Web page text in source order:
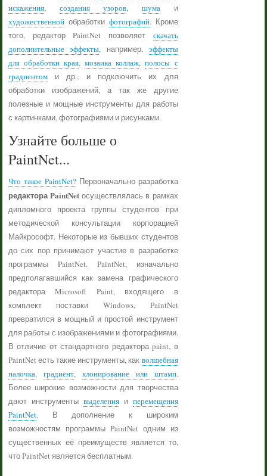
искажения, создания узоров, шумаи
художественнойобработки фотографий. Кроме
того, редактор PaintNet позволяет скачать
дополнительные эффекты, например, эффекты
для обработки края,мозаика коллаж,полосы с
градиентоми др., и подключить их для
обработки изображений, а так же другие
полезные и мощные инструменты для работы
с картинками, фотографиями и рисунками.
Узнайте больше о
PaintNet...
Что такое PaintNet?Первоначально разработка
редактора PaintNet осуществлялась в рамках
дипломного проекта группы студентов при
методической консультации корпорацией
Майкрософт. Некоторые из бывших студентов
до сих пор принимают участие в разработке
программы PaintNet. PaintNet, изначально
предполагавшийся как замена графического
редактора Microsoft Paint, входящего в
комплект поставки Windows, PaintNet
превратился в мощный и простой инструмент
для работы с изображениями и фотографиями.
В отличие от стандартного редактора paint, в
PaintNet есть такие инструменты, как волшебная
палочка, градиент, клонирование или штамп.
Более широкие возможности для творчества
дают инструменты выделенияи перемещения
PaintNet. В дополнение к широким
возможностям программы PaintNet одним из
существенных её преимуществ является то,
что PaintNet является бесплатным.